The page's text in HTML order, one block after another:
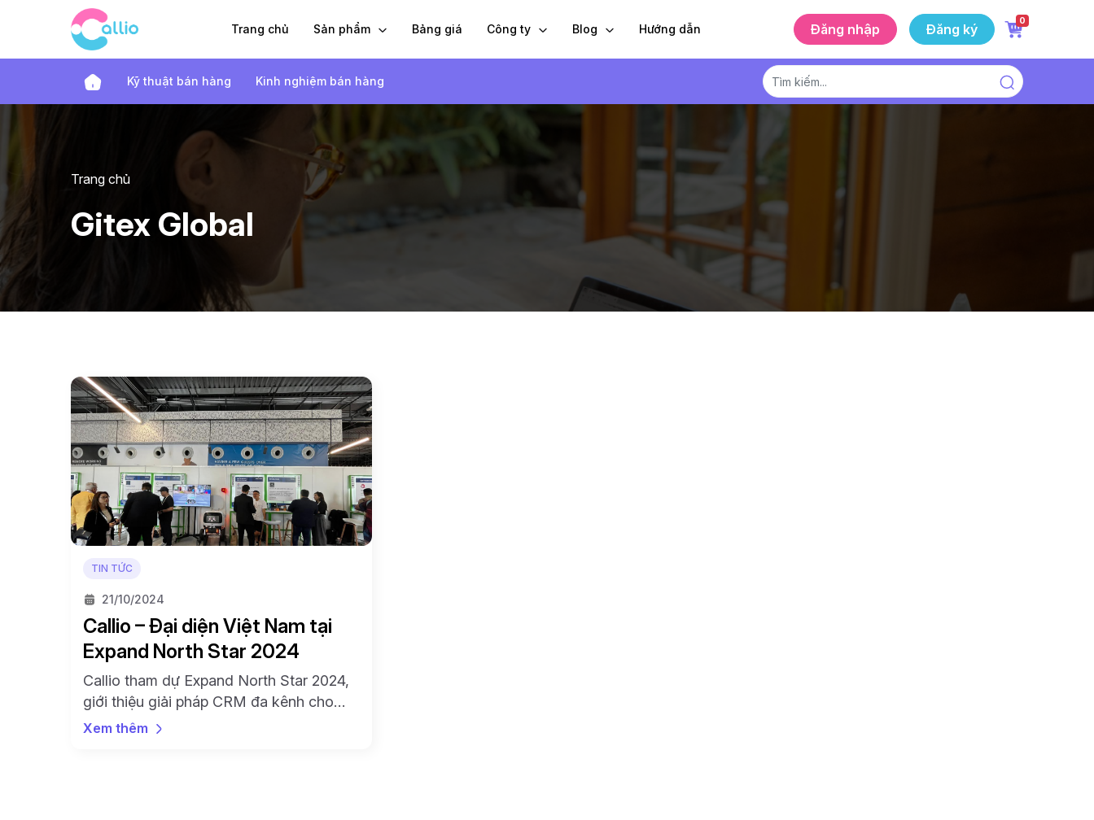
Trang chủ Sản phẩm Bảng giá Công ty Blog Hướng dẫn Đăng nhập Đăng ký
0
Kỹ thuật bán hàng Kinh nghiệm bán hàng
Trang chủ
Gitex Global
TIN TỨC
21/10/2024
Callio – Đại diện Việt Nam tại
Expand North Star 2024
Callio tham dự Expand North Star 2024,
giới thiệu giải pháp CRM đa kênh cho
SMEs, tìm kiếm cơ hội hợp tác quốc tế
Xem thêm